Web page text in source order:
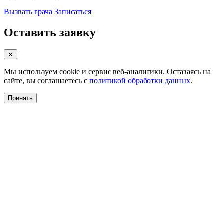
Вызвать врача Записаться
Оставить заявку
✕
Мы используем cookie и сервис веб-аналитики. Оставаясь на
сайте, вы соглашаетесь с политикой обработки данных.
Принять